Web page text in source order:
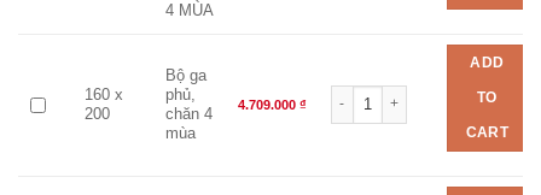
4 MÙA
160 x
200
Bộ ga
phủ,
chăn 4
mùa
4.709.000 ₫
Bộ chăn ga EVERON EPM
ADD
TO
CART